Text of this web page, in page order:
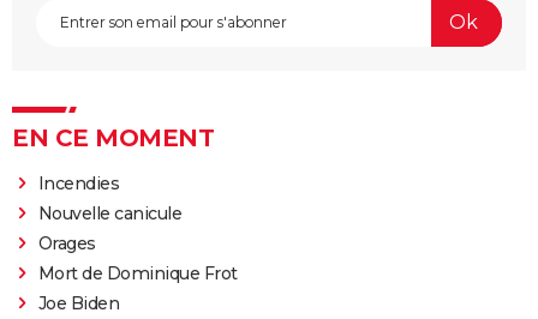
EN CE MOMENT
Incendies
Nouvelle canicule
Orages
Mort de Dominique Frot
Joe Biden